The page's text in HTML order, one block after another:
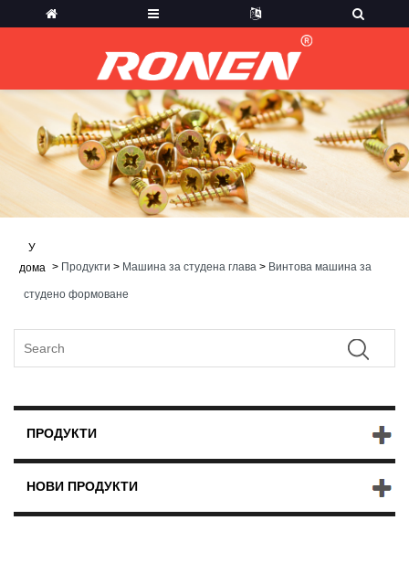
У
дома > Продукти > Машина за студена глава > Винтова машина за
студено формоване
ПРОДУКТИ
НОВИ ПРОДУКТИ